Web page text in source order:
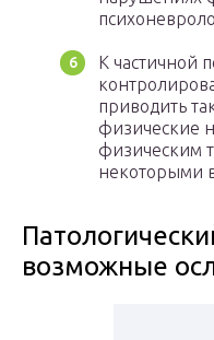
К частичной
приводить
физические
физическим
некоторыми
возможные